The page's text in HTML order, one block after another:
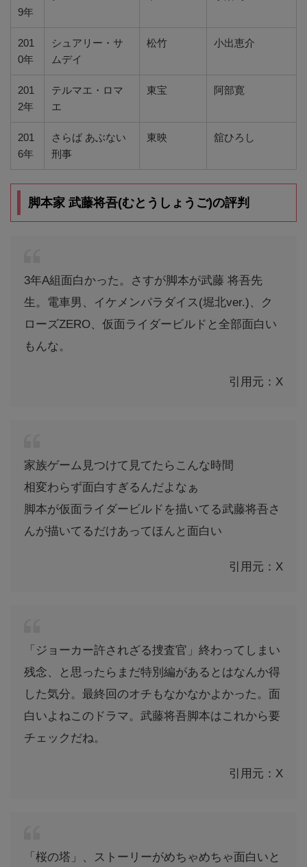
9年
201
0年
シュアリー・サ
ムデイ
松竹 小出恵介
201
2年
テルマエ・ロマ
エ
東宝 阿部寛
201
6年
さらば あぶない
刑事
東映 舘ひろし
脚本家 武藤将吾(むとうしょうご)の評判
3年A組面白かった。さすが脚本が武藤 将吾先
生。電車男、イケメンパラダイス(堀北ver.)、ク
ローズZERO、仮面ライダービルドと全部面白い
もんな。
引用元：X
家族ゲーム見つけて見てたらこんな時間
相変わらず面白すぎるんだよなぁ
脚本が仮面ライダービルドを描いてる武藤将吾さ
んが描いてるだけあってほんと面白い
引用元：X
「ジョーカー許されざる捜査官」終わってしまい
残念、と思ったらまだ特別編があるとはなんか得
した気分。最終回のオチもなかなかよかった。面
白いよねこのドラマ。武藤将吾脚本はこれから要
チェックだね。
引用元：X
「桜の塔」、ストーリーがめちゃめちゃ面白いと